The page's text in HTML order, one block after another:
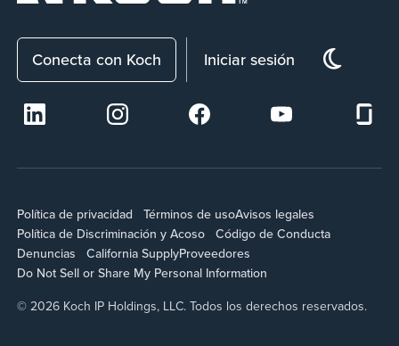
Conecta con Koch Iniciar sesión
Política de privacidad Términos de usoAvisos legales
Política de Discriminación y Acoso
Código de Conducta
Denuncias
California SupplyProveedores
Do Not Sell or Share My Personal Information
© 2026 Koch IP Holdings, LLC. Todos los derechos reservados.